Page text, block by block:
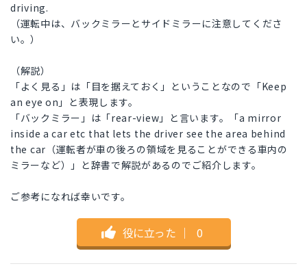
driving.
（運転中は、バックミラーとサイドミラーに注意してくださ
い。）
（解説）
「よく見る」は「目を据えておく」ということなので「Keep
an eye on」と表現します。
「バックミラー」は「rear-view」と言います。「a mirror
inside a car etc that lets the driver see the area behind
the car（運転者が車の後ろの領域を見ることができる車内の
ミラーなど）」と辞書で解説があるのでご紹介します。
ご参考になれば幸いです。
役に立った ｜ 0